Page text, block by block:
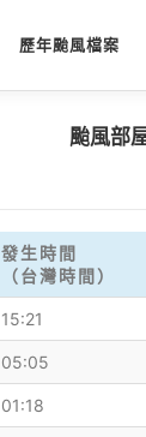
歷年颱風檔案
颱風部
發生時間
（台灣時間）
15:21
05:05
01:18